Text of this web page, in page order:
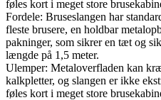
føles kort i meget store
Fordele: Bruseslangen har
fleste brusere, en holdbar
pakninger, som sikrer en tæt og
længde på 1,5 meter.
Ulemper: Metaloverfladen kan
kalkpletter, og slangen er ikke
føles kort i meget store